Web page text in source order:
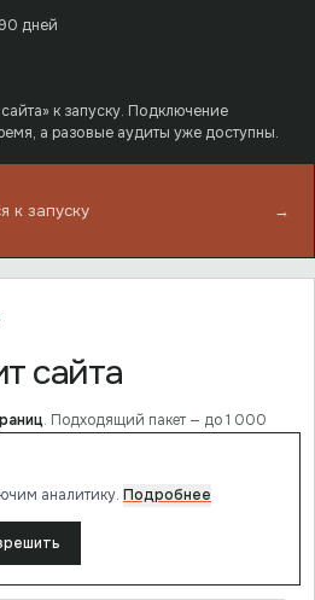
дней
к запуску. Подключение
а разовые аудиты уже доступны.
к запуску →
сайта
. Подходящий пакет — до 1 000
аналитику. Подробнее